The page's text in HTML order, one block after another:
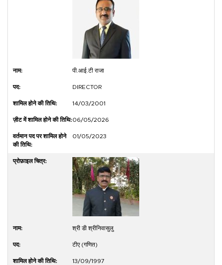
पी.आई.टी राजा
DIRECTOR
14/03/2001
06/05/2026
01/05/2023
श्री डी श्रीनिवासुलु
टीए (गणित)
13/09/1997